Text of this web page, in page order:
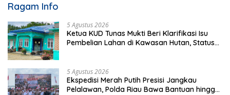
Ragam Info
5 Agustus 2026
Ketua KUD Tunas Mukti Beri Klarifikasi Isu
Pembelian Lahan di Kawasan Hutan, Status
5 Agustus 2026
Ekspedisi Merah Putih Presisi Jangkau
Pelalawan, Polda Riau Bawa Bantuan hingga